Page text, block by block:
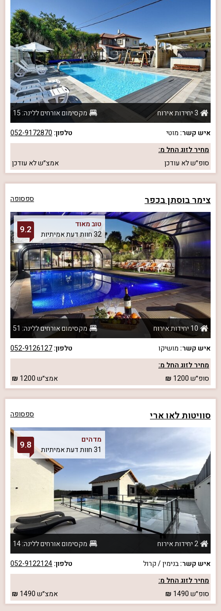
3 יחידות אירוח
מקסימום אורחים ללינה: 15
איש קשר: מוטי טלפון: 052-9172870
מחיר לזוג החל מ:
סופ״שלא עודכן אמצ״שלא עודכן
צימר בוסתן בכפר ספסופה
טוב מאוד
32 חוות דעת אמיתיות
9.2
10 יחידות אירוח
מקסימום אורחים ללינה: 51
איש קשר: מושיקו טלפון:052-9126127
מחיר לזוג החל מ:
סופ״ש1200 אמצ״ש1200
סוויטות לאו ארי ספסופה
מדהים
31 חוות דעת אמיתיות
9.8
2 יחידות אירוח
מקסימום אורחים ללינה: 14
איש קשר:בנימין / קרול טלפון:052-9122124
מחיר לזוג החל מ:
סופ״ש1490 אמצ״ש1490